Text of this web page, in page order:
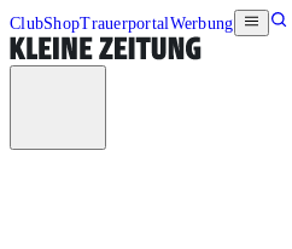
ClubShopTrauerportalWerbung